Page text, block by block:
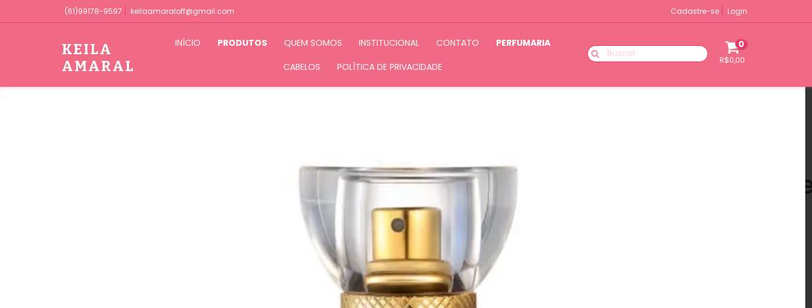
(61)99178-9597 keilaamaraloff@gmail.com Cadastre-se Login
KEILA
AMARAL
INÍCIO PRODUTOS QUEM SOMOS INSTITUCIONAL CONTATO
PERFUMARIA
CABELOS
POLÍTICA DE PRIVACIDADE
0
R$0,00